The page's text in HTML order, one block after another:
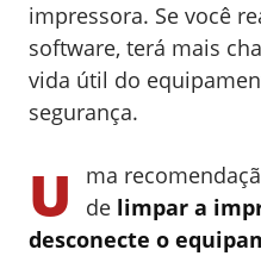
impressora. Se você
software, terá mais
vida útil do
segurança.
U
ma
de limpar a
desconecte o